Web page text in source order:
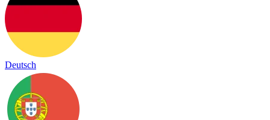
Deutsch